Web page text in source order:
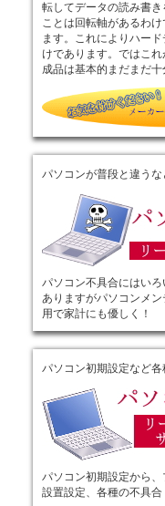
転してデータの読み書
ことは回転軸があるわ
ます。これによりハー
けであります。ではこ
成品は基本的まだまだ十
パソコンが普段と違うな
パソコン不具合にはい
ありますがパソコンメ
用で家計にも優しく！
パソコン初期設定など
パソコン初期設定から
設置設定、各種の不具合